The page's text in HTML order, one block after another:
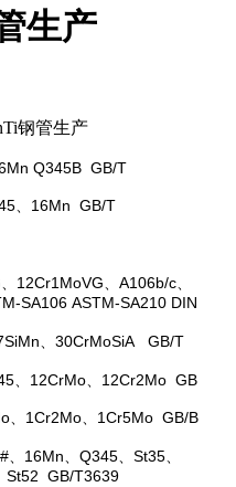
生产
钢管生产
Q345B GB/T
、16Mn GB/T
12Cr1MoVG、A106b/c、
SA106 ASTM-SA210 DIN
、30CrMoSiA GB/T
、12CrMo、12Cr2Mo GB
、1Cr2Mo、1Cr5Mo GB/B
16Mn、Q345、St35、
St52 GB/T3639